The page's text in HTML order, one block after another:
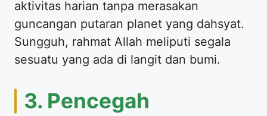
aktivitas harian tanpa merasakan
guncangan putaran planet yang dahsyat.
Sungguh, rahmat Allah meliputi segala
sesuatu yang ada di langit dan bumi.
3. Pencegah